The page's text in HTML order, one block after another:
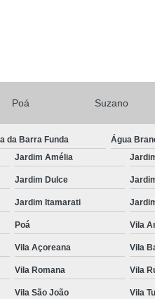
Tratamento para
Tratamento Capilar para
Tratamento Natural para
Tratamento para Queda
para Queda de
Tratamento para Queda de
de Cabelo Mogi das Cruzes
de Cabelo Suzano
Poá Suzano
da Barra Funda
Água
Jardim Amélia
Jardim Dulce
Jardim Itamarati
Poá Vila
Vila Açoreana Vila
Vila Romana Vila
Vila São João Vila